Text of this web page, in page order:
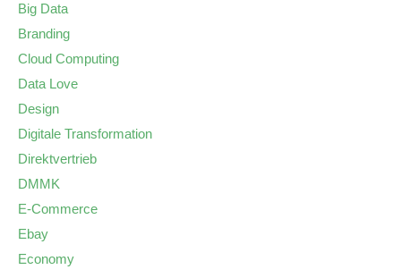
Big Data
Branding
Cloud Computing
Data Love
Design
Digitale Transformation
Direktvertrieb
DMMK
E-Commerce
Ebay
Economy